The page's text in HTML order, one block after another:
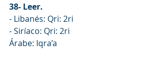
38- Leer.
- Libanés: Qri: 2ri
- Siríaco: Qri: 2ri
Árabe: Iqra’a